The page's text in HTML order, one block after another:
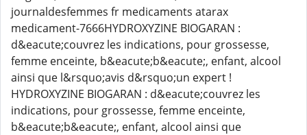
journaldesfemmes fr medicaments atarax
medicament-7666HYDROXYZINE BIOGARAN :
d&eacute;couvrez les indications, pour grossesse,
femme enceinte, b&eacute;b&eacute;, enfant, alcool
ainsi que l&rsquo;avis d&rsquo;un expert !
HYDROXYZINE BIOGARAN : d&eacute;couvrez les
indications, pour grossesse, femme enceinte,
b&eacute;b&eacute;, enfant, alcool ainsi que